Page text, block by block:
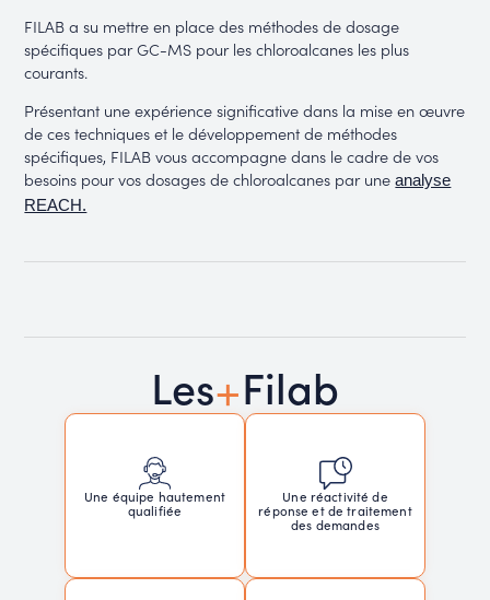
FILAB a su mettre en place des méthodes de dosage
spécifiques par GC-MS pour les chloroalcanes les plus
courants.
Présentant une expérience significative dans la mise en œuvre
de ces techniques et le développement de méthodes
spécifiques, FILAB vous accompagne dans le cadre de vos
besoins pour vos dosages de chloroalcanes par uneanalyse
REACH.
Les+Filab
Une équipe hautement
qualifiée
Une réactivité de
réponse et de traitement
des demandes